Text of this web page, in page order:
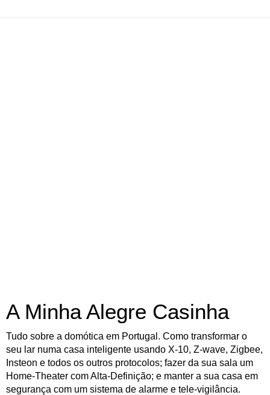
A Minha Alegre Casinha
Tudo sobre a domótica em Portugal. Como transformar o
seu lar numa casa inteligente usando X-10, Z-wave, Zigbee,
Insteon e todos os outros protocolos; fazer da sua sala um
Home-Theater com Alta-Definição; e manter a sua casa em
segurança com um sistema de alarme e tele-vigilância.